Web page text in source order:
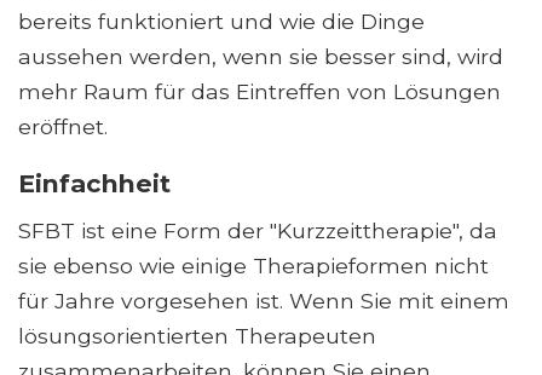
bereits funktioniert und wie die Dinge
aussehen werden, wenn sie besser sind, wird
mehr Raum für das Eintreffen von Lösungen
eröffnet.
Einfachheit
SFBT ist eine Form der "Kurzzeittherapie", da
sie ebenso wie einige Therapieformen nicht
für Jahre vorgesehen ist. Wenn Sie mit einem
lösungsorientierten Therapeuten